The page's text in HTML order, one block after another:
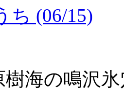
ち (06/15)
樹海の鳴沢